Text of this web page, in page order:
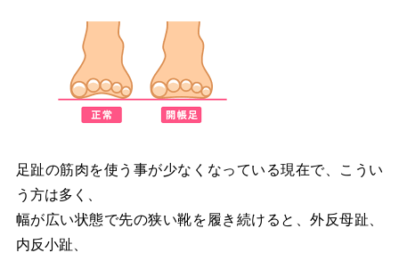
足趾の筋肉を使う事が少なくなっている現在で、こうい
う方は多く、
幅が広い状態で先の狭い靴を履き続けると、外反母趾、
内反小趾、